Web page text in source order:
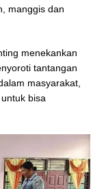
manggis dan
menekankan
tantangan
masyarakat,
bisa